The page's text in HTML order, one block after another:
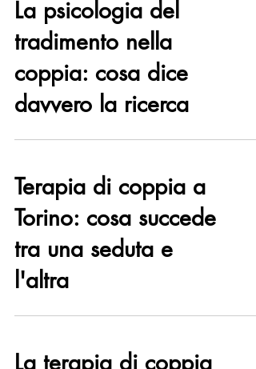
La psicologia del
tradimento nella
coppia: cosa dice
davvero la ricerca
Terapia di coppia a
Torino: cosa succede
tra una seduta e
l'altra